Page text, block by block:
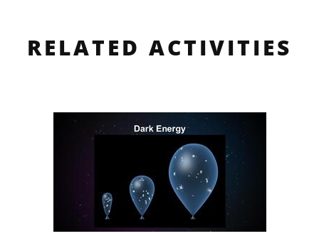
RELATED ACTIVITIES